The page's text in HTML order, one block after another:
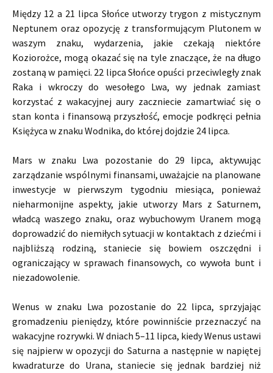
Między 12 a 21 lipca Słońce utworzy trygon z mistycznym
Neptunem oraz opozycję z transformującym Plutonem w
waszym znaku, wydarzenia, jakie czekają niektóre
Koziorożce, mogą okazać się na tyle znaczące, że na długo
zostaną w pamięci. 22 lipca Słońce opuści przeciwległy znak
Raka i wkroczy do wesołego Lwa, wy jednak zamiast
korzystać z wakacyjnej aury zaczniecie zamartwiać się o
stan konta i finansową przyszłość, emocje podkręci pełnia
Księżyca w znaku Wodnika, do której dojdzie 24 lipca.
Mars w znaku Lwa pozostanie do 29 lipca, aktywując
zarządzanie wspólnymi finansami, uważajcie na planowane
inwestycje w pierwszym tygodniu miesiąca, ponieważ
nieharmonijne aspekty, jakie utworzy Mars z Saturnem,
władcą waszego znaku, oraz wybuchowym Uranem mogą
doprowadzić do niemiłych sytuacji w kontaktach z dziećmi i
najbliższą rodziną, staniecie się bowiem oszczędni i
ograniczający w sprawach finansowych, co wywoła bunt i
niezadowolenie.
Wenus w znaku Lwa pozostanie do 22 lipca, sprzyjając
gromadzeniu pieniędzy, które powinniście przeznaczyć na
wakacyjne rozrywki. W dniach 5–11 lipca, kiedy Wenus ustawi
się najpierw w opozycji do Saturna a następnie w napiętej
kwadraturze do Urana, staniecie się jednak bardziej niż